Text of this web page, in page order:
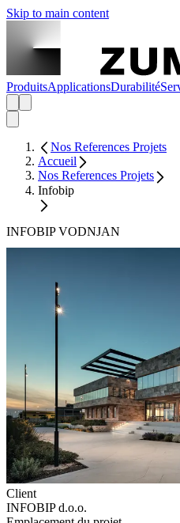
Skip to main content
ProduitsApplicationsDurabilité
Nos References Projets
Accueil
Nos References Projets
Infobip
INFOBIP VODNJAN
Client
INFOBIP d.o.o.